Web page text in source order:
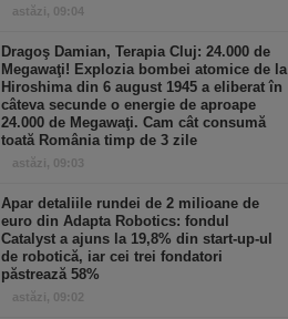
astăzi, 09:04
Dragoş Damian, Terapia Cluj: 24.000 de
Megawaţi! Explozia bombei atomice de la
Hiroshima din 6 august 1945 a eliberat în
câteva secunde o energie de aproape
24.000 de Megawaţi. Cam cât consumă
toată România timp de 3 zile
astăzi, 09:03
Apar detaliile rundei de 2 milioane de
euro din Adapta Robotics: fondul
Catalyst a ajuns la 19,8% din start-up-ul
de robotică, iar cei trei fondatori
păstrează 58%
astăzi, 09:02